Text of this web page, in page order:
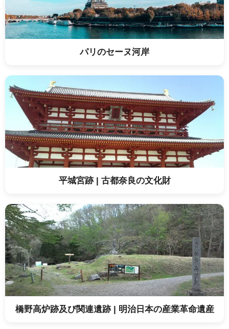
パリのセーヌ河岸
平城宮跡 | 古都奈良の文化財
橋野高炉跡及び関連遺跡 | 明治日本の産業革命遺産